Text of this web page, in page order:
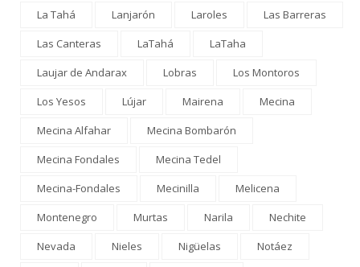
La Tahá
Lanjarón Laroles
Las Barreras
Las Canteras
LaTahá
LaTaha
Laujar de Andarax
Lobras
Los Montoros
Los Yesos
Lújar Mairena
Mecina
Mecina Alfahar
Mecina Bombarón
Mecina Fondales
Mecina Tedel
Mecina-Fondales
Mecinilla
Melicena
Montenegro
Murtas Narila
Nechite
Nevada
Nieles Nigüelas
Notáez